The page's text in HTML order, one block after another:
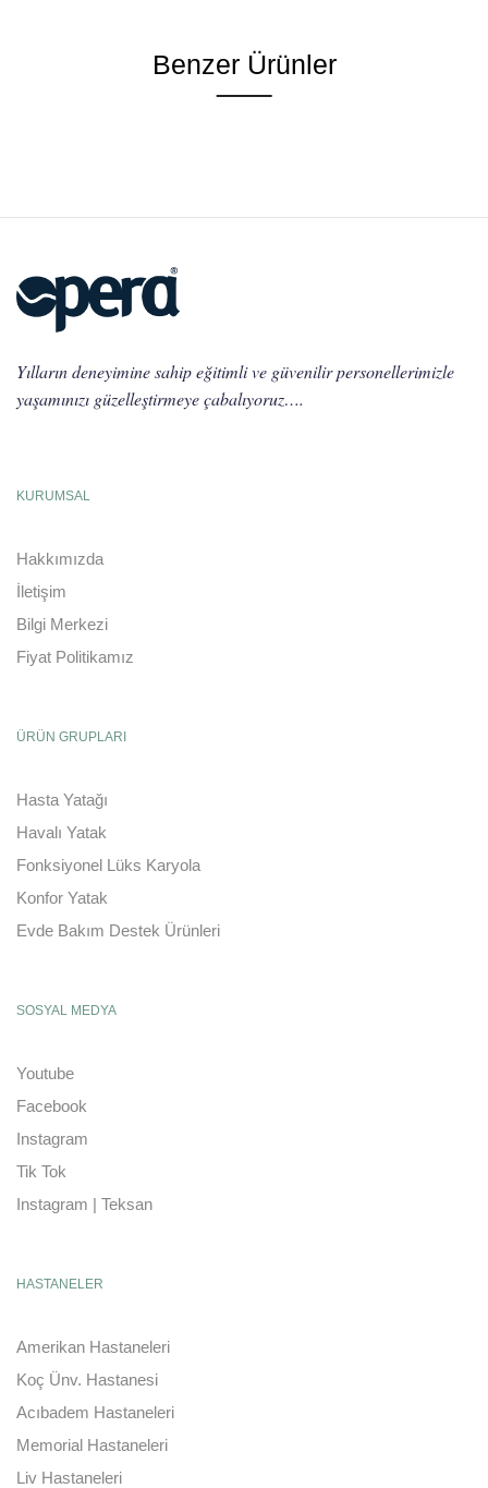
Benzer Ürünler
Yılların deneyimine sahip eğitimli ve güvenilir personellerimizle
yaşamınızı güzelleştirmeye çabalıyoruz….
KURUMSAL
Hakkımızda
İletişim
Bilgi Merkezi
Fiyat Politikamız
ÜRÜN GRUPLARI
Hasta Yatağı
Havalı Yatak
Fonksiyonel Lüks Karyola
Konfor Yatak
Evde Bakım Destek Ürünleri
SOSYAL MEDYA
Youtube
Facebook
Instagram
Tik Tok
Instagram | Teksan
HASTANELER
Amerikan Hastaneleri
Koç Ünv. Hastanesi
Acıbadem Hastaneleri
Memorial Hastaneleri
Liv Hastaneleri